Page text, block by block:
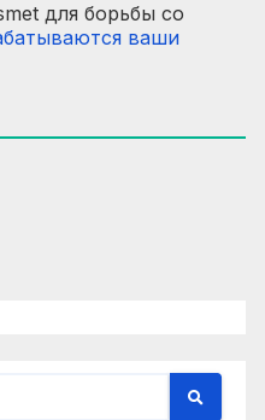
для борьбы со
ваши